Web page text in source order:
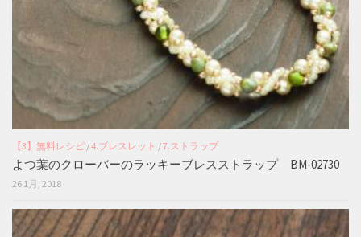
【3】無料レシピ /4.ブレスレット /7.ストラップ
よつ葉のクローバーのラッキーブレスストラップ BM-02730
26 1月, 2018